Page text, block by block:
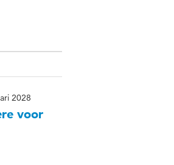
2028
voor